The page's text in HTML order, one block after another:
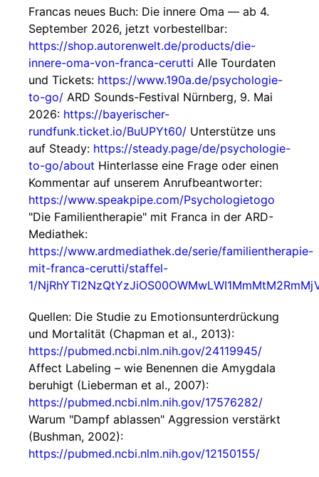
Francas neues Buch: Die innere Oma — ab 4.
September 2026, jetzt vorbestellbar:
https://shop.autorenwelt.de/products/die-
innere-oma-von-franca-cerutti Alle Tourdaten
und Tickets: https://www.190a.de/psychologie-
to-go/ ARD Sounds-Festival Nürnberg, 9. Mai
2026: https://bayerischer-
rundfunk.ticket.io/BuUPYt60/ Unterstütze uns
auf Steady: https://steady.page/de/psychologie-
to-go/about Hinterlasse eine Frage oder einen
Kommentar auf unserem Anrufbeantworter:
https://www.speakpipe.com/Psychologietogo
"Die Familientherapie" mit Franca in der ARD-
Mediathek:
https://www.ardmediathek.de/serie/familientherapie-
mit-franca-cerutti/staffel-
1/
Quellen: Die Studie zu Emotionsunterdrückung
und Mortalität (Chapman et al., 2013):
https://pubmed.ncbi.nlm.nih.gov/24119945/
Affect Labeling – wie Benennen die Amygdala
beruhigt (Lieberman et al., 2007):
https://pubmed.ncbi.nlm.nih.gov/17576282/
Warum "Dampf ablassen" Aggression verstärkt
(Bushman, 2002):
https://pubmed.ncbi.nlm.nih.gov/12150155/